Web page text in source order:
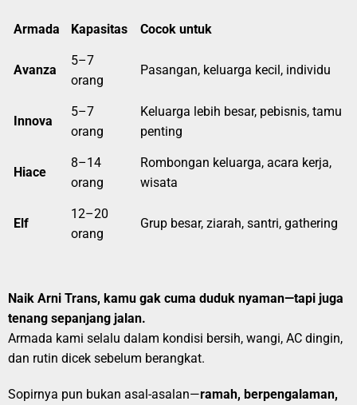
Armada Kapasitas Cocok untuk
Avanza
5–7
orang
Pasangan, keluarga kecil, individu
Innova
5–7
orang
Keluarga lebih besar, pebisnis, tamu
penting
Hiace
8–14
orang
Rombongan keluarga, acara kerja,
wisata
Elf
12–20
orang
Grup besar, ziarah, santri, gathering
Naik Arni Trans, kamu gak cuma duduk nyaman—tapi juga
tenang sepanjang jalan.
Armada kami selalu dalam kondisi bersih, wangi, AC dingin,
dan rutin dicek sebelum berangkat.
Sopirnya pun bukan asal-asalan—ramah, berpengalaman,